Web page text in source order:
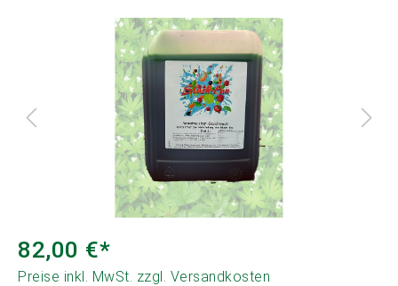
82,00 €*
Preise inkl. MwSt. zzgl. Versandkosten